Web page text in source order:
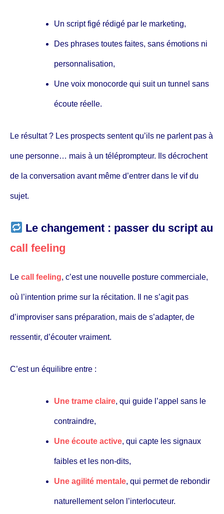
Un script figé rédigé par le marketing,
Des phrases toutes faites, sans émotions ni
personnalisation,
Une voix monocorde qui suit un tunnel sans
écoute réelle.
Le résultat ? Les prospects sentent qu’ils ne parlent pas à
une personne… mais à un téléprompteur. Ils décrochent
de la conversation avant même d’entrer dans le vif du
sujet.
Le changement : passer du script au
call feeling
Le call feeling, c’est une nouvelle posture commerciale,
où l’intention prime sur la récitation. Il ne s’agit pas
d’improviser sans préparation, mais de s’adapter, de
ressentir, d’écouter vraiment.
C’est un équilibre entre :
Une trame claire, qui guide l’appel sans le
contraindre,
Une écoute active, qui capte les signaux
faibles et les non-dits,
Une agilité mentale, qui permet de rebondir
naturellement selon l’interlocuteur.